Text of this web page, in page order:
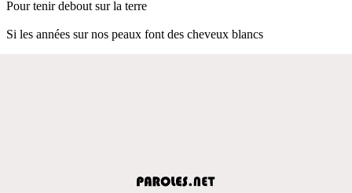
Pour tenir debout sur la terre
Si les années sur nos peaux font des cheveux blancs